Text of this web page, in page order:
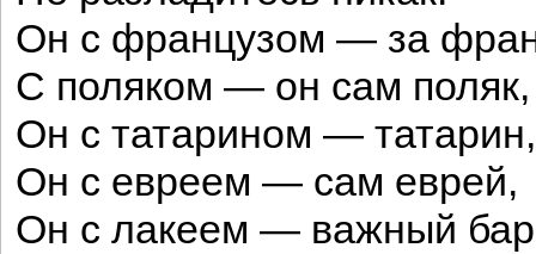
Он с французом — за
С поляком — он сам поляк,
Он с татарином — татарин,
Он с евреем — сам еврей,
Он с лакеем — важный